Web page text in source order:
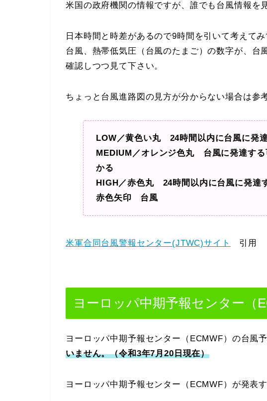
米国の政府機関の情報ですが、誰でも台風情報を
日本時間と時差があるので9時間を引いて考えてみ
台風、熱帯低気圧（台風のたまご）の数字が、台
確認しつつ見て下さい。
ちょっと台風進路図の見方が分からない場合は参
LOW／黄色い丸 24時間以内に台風に発
MEDIUM／オレンジ色丸 台風に発達す
かる
HIGH／赤色丸 24時間以内に台風に発達
赤色矢印 台風
米軍合同台風警報センター(JTWC)サイト 引用
ヨーロッパ中期予報センター（
ヨーロッパ中期予報センター（ECMWF）の台風予
いません。（令和3年7月20日現在）
ヨーロッパ中期予報センター（ECMWF）が発表